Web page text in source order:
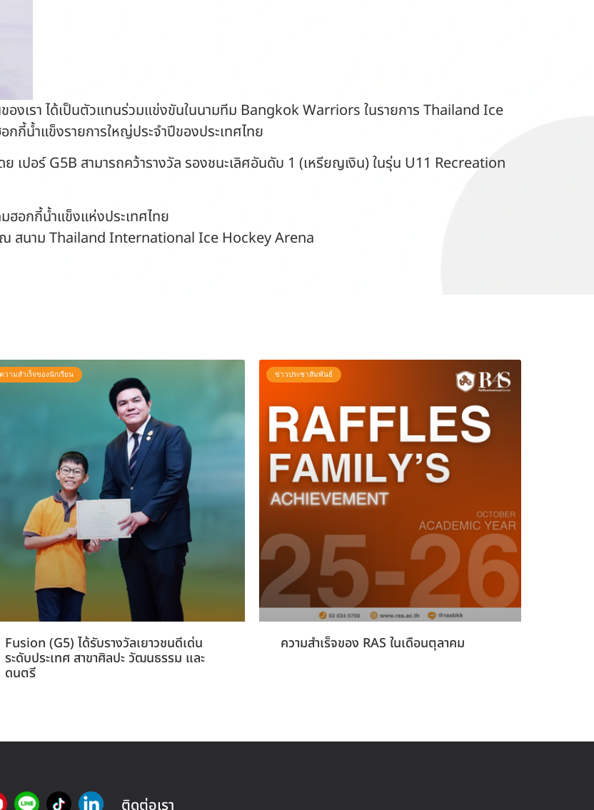
องเรา ได้เป็นตัวแทนร่วมแข่งขันในนามทีม Bangkok Warriors ในรายการ Thailand Ice
น้ำแข็งรายการใหญ่ประจำปีของประเทศไทย
เปอร์ G5B สามารถคว้ารางวัล รองชนะเลิศอันดับ 1 (เหรียญเงิน) ในรุ่น U11 Recreation
ฮอกกี้น้ำแข็งแห่งประเทศไทย
สนาม Thailand International Ice Hockey Arena
ความสำเร็จของนักเรียน
Fusion (G5) ได้รับรางวัลเยาวชนดีเด่น
ระดับประเทศ สาขาศิลปะ วัฒนธรรม และ
ดนตรี
ข่าวประชาสัมพันธ์
ความสำเร็จของ RAS ในเดือนตุลาคม
ติดต่อเรา